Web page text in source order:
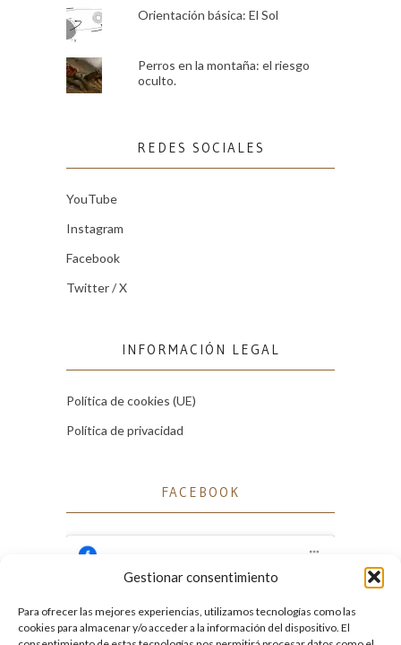
Gestionar consentimiento
Para ofrecer las mejores experiencias, utilizamos tecnologías como las
cookies para almacenar y/o acceder a la información del dispositivo. El
Orientación básica: El Sol
Perros en la montaña: el riesgo
oculto.
REDES SOCIALES
YouTube
Instagram
Facebook
Twitter / X
INFORMACIÓN LEGAL
Política de cookies (UE)
Política de privacidad
FACEBOOK
Facebook
Haz clic para aceptar cookies de marketing
y permitir este contenido